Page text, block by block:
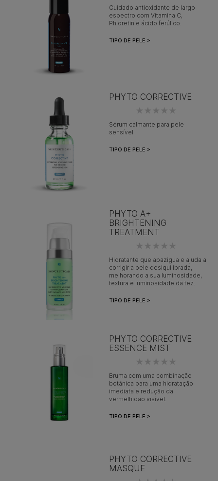
Cuidado antioxidante de largo
espectro com Vitamina C,
Phloretin e ácido ferúlico.
TIPO DE PELE >
PHYTO CORRECTIVE
Sérum calmante para pele
sensível
TIPO DE PELE >
PHYTO A+
BRIGHTENING
TREATMENT
Hidratante que apazigua e ajuda a
corrigir a pele desiquilibrada,
melhorando a sua luminosidade,
textura e luminosidade da tez.
TIPO DE PELE >
PHYTO CORRECTIVE
ESSENCE MIST
Bruma com uma combinação
botânica para uma hidratação
imediata e redução da
vermelhidão visível.
TIPO DE PELE >
PHYTO CORRECTIVE
MASQUE